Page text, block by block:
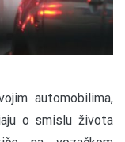
automobilima,
o smislu života